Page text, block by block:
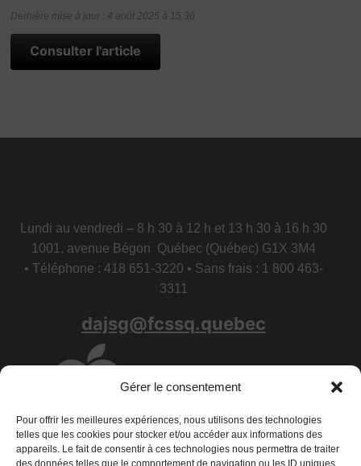
Gérer le consentement
Pour offrir les meilleures expériences, nous utilisons des technologies
telles que les cookies pour stocker et/ou accéder aux informations des
appareils. Le fait de consentir à ces technologies nous permettra de traiter
des données telles que le comportement de navigation ou les ID uniques
Dernière mise à jour : 4 août 2025 à 15:36
Consulter l'article
Lundi au vendredi – 8 h 30 à 12 h et 13 h 30 à 16 h 30
1001, avenue Bégon Québec (Québec) G1X 3M4
• Téléphone : 418 651-3220 • Sans frais : 1 800 463-
3311
dajsg@fcssq.quebec